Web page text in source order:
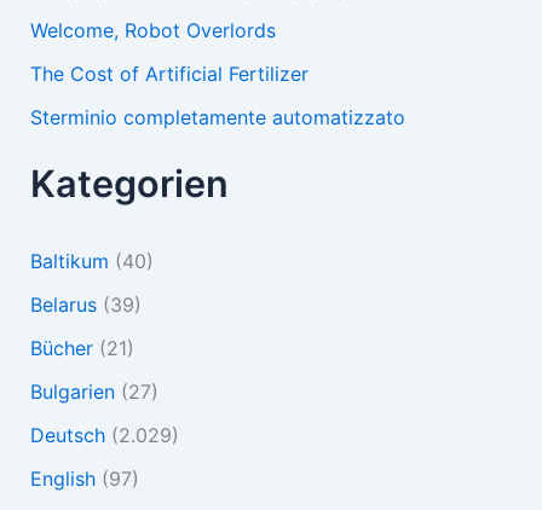
Welcome, Robot Overlords
The Cost of Artificial Fertilizer
Sterminio completamente automatizzato
Kategorien
Baltikum (40)
Belarus(39)
Bücher(21)
Bulgarien(27)
Deutsch(2.029)
English(97)